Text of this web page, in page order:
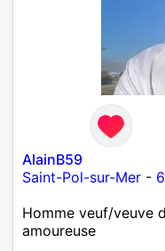
AlainB59
Saint-Pol-sur-Mer -
Homme veuf/veuve
amoureuse